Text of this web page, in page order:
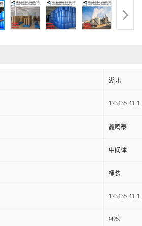
湖北
173435-41-1
鑫鸣泰
中间体
桶装
173435-41-1
98%